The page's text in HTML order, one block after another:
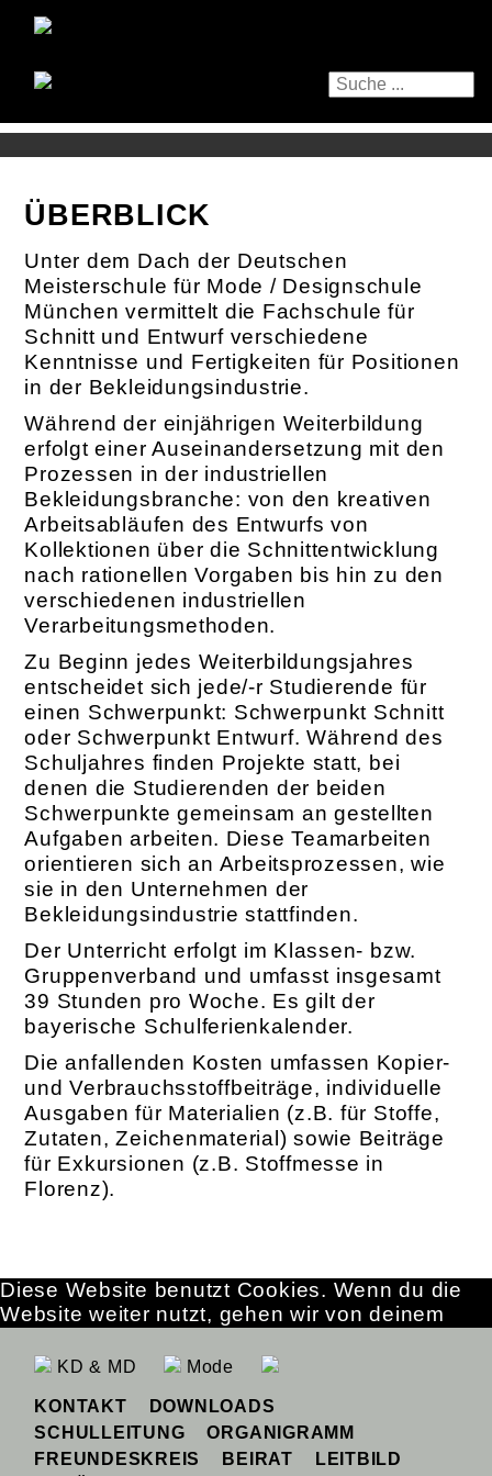
ÜBERBLICK
Unter dem Dach der Deutschen
Meisterschule für Mode / Designschule
München vermittelt die Fachschule für
Schnitt und Entwurf verschiedene
Kenntnisse und Fertigkeiten für Positionen
in der Bekleidungsindustrie.
Während der einjährigen Weiterbildung
erfolgt einer Auseinandersetzung mit den
Prozessen in der industriellen
Bekleidungsbranche: von den kreativen
Arbeitsabläufen des Entwurfs von
Kollektionen über die Schnittentwicklung
nach rationellen Vorgaben bis hin zu den
verschiedenen industriellen
Verarbeitungsmethoden.
Zu Beginn jedes Weiterbildungsjahres
entscheidet sich jede/-r Studierende für
einen Schwerpunkt: Schwerpunkt Schnitt
oder Schwerpunkt Entwurf. Während des
Schuljahres finden Projekte statt, bei
denen die Studierenden der beiden
Schwerpunkte gemeinsam an gestellten
Aufgaben arbeiten. Diese Teamarbeiten
orientieren sich an Arbeitsprozessen, wie
sie in den Unternehmen der
Bekleidungsindustrie stattfinden.
Der Unterricht erfolgt im Klassen- bzw.
Gruppenverband und umfasst insgesamt
39 Stunden pro Woche. Es gilt der
bayerische Schulferienkalender.
Die anfallenden Kosten umfassen Kopier-
und Verbrauchsstoffbeiträge, individuelle
Ausgaben für Materialien (z.B. für Stoffe,
Zutaten, Zeichenmaterial) sowie Beiträge
für Exkursionen (z.B. Stoffmesse in
Florenz).
KD & MD Mode
KONTAKT
DOWNLOADS
SCHULLEITUNG
ORGANIGRAMM
FREUNDESKREIS
BEIRAT LEITBILD
Diese Website benutzt Cookies. Wenn du die
Website weiter nutzt, gehen wir von deinem